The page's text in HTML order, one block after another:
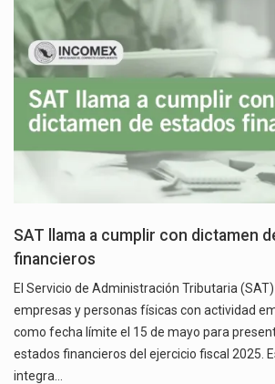
SAT llama a cumplir con dictamen
financieros
El Servicio de Administración Tributaria
empresas y personas físicas con actividad
como fecha límite el 15 de mayo para
estados financieros del ejercicio fiscal 2025.
integra…